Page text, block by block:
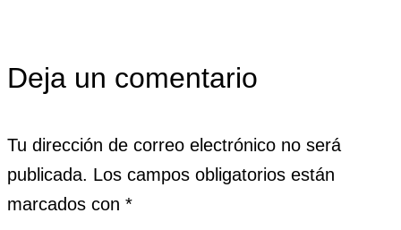
Deja un comentario
Tu dirección de correo electrónico no será
publicada. Los campos obligatorios están
marcados con *